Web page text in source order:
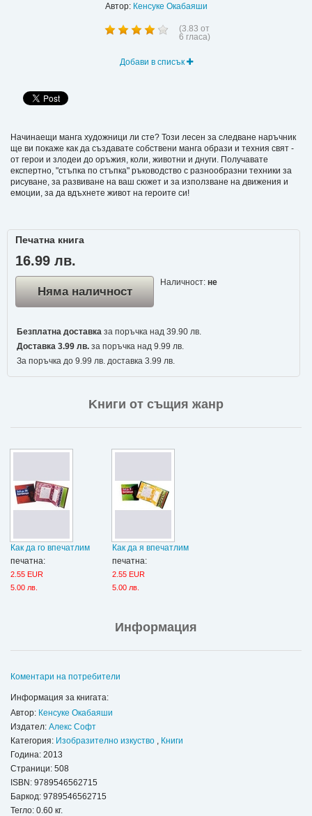
Автор: Кенсуке Окабаяши
(3.83 от
6 гласа)
Добави в списък
Начинаещи манга художници ли сте? Този лесен за следване наръчник
ще ви покаже как да създавате собствени манга образи и техния свят -
от герои и злодеи до оръжия, коли, животни и днуги. Получавате
експертно, "стъпка по стъпка" ръководство с разнообразни техники за
рисуване, за развиване на ваш сюжет и за използване на движения и
емоции, за да вдъхнете живот на героите си!
Печатна книга
16.99 лв.
Няма наличност
Наличност: не
Безплатна доставказа поръчка над 39.90 лв.
Доставка 3.99 лв.за поръчка над 9.99 лв.
За поръчка до 9.99 лв. доставка 3.99 лв.
Kниги от същия жанр
Как да го впечатлим
печатна:
2.55 EUR
5.00 лв.
Как да я впечатлим
печатна:
2.55 EUR
5.00 лв.
Информация
Коментари на потребители
Информация за книгата:
Автор: Кенсуке Окабаяши
Издател: Алекс Софт
Категория: Изобразително изкуство
Книги
Година: 2013
Страници: 508
ISBN: 9789546562715
Баркод: 9789546562715
Тегло: 0.60 кг.